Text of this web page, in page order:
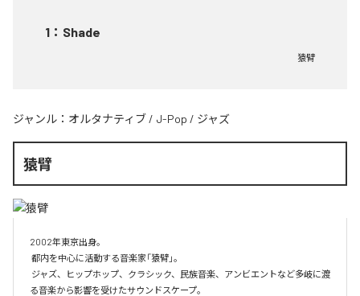
1 ： Shade
猿臂
ジャンル： オルタナティブ / J-Pop / ジャズ
猿臂
2002年東京出身。
る音楽から影響を受けたサウンドスケープ。